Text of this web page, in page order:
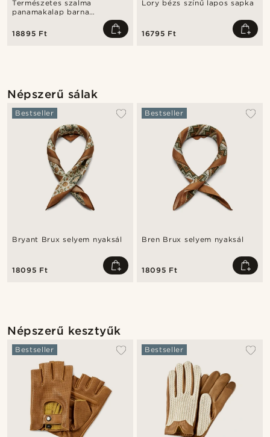
Természetes szalma
panamakalap barna
18895 Ft
Lory bézs színű lapos sapka
16795 Ft
Népszerű sálak
Bryant Brux selyem nyaksál
Bestseller
18095 Ft
Bren Brux selyem nyaksál
Bestseller
18095 Ft
Népszerű kesztyűk
Bestseller Bestseller